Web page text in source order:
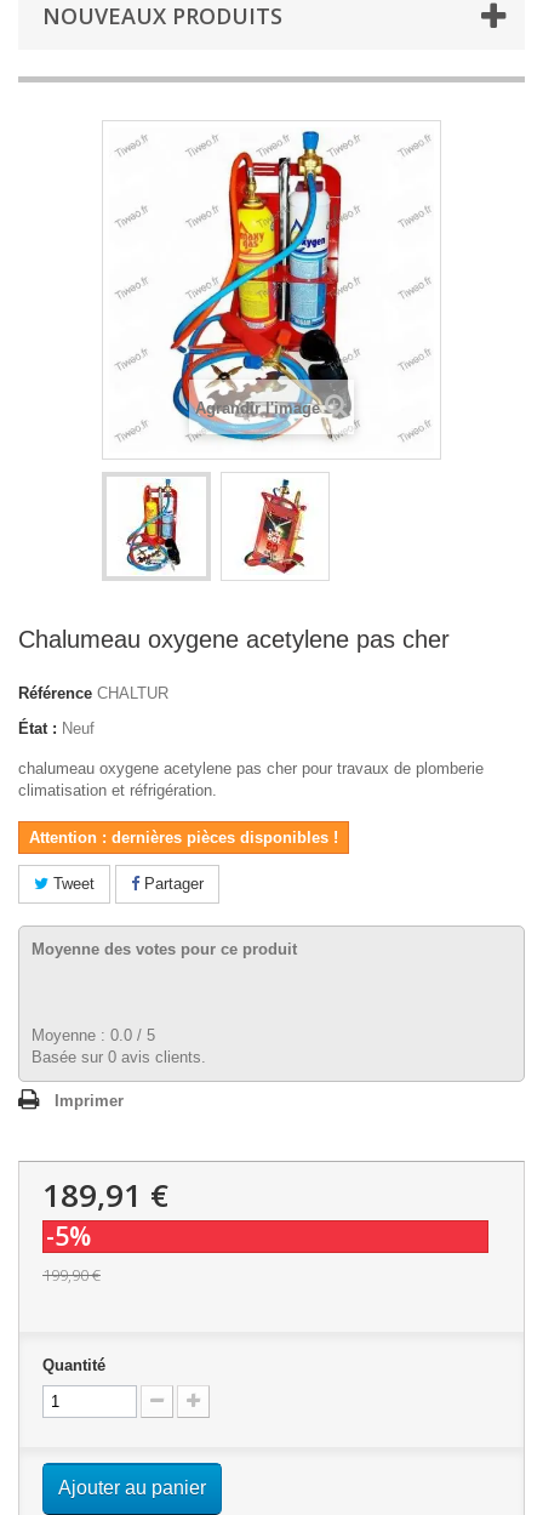
NOUVEAUX PRODUITS
Agrandir l'image
Chalumeau oxygene acetylene pas cher
Référence CHALTUR
État : Neuf
chalumeau oxygene acetylene pas cher pour travaux de plomberie
climatisation et réfrigération.
Attention : dernières pièces disponibles !
Tweet Partager
Moyenne des votes pour ce produit
Moyenne : 0.0 / 5
Basée sur 0 avis clients.
Imprimer
189,91 €
-5%
199,90 €
Quantité
Ajouter au panier